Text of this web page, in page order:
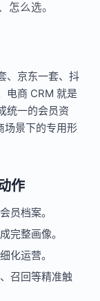
怎么选。
、京东一套、抖
电商 CRM 就是
统一的会员资
场景下的专用形
作
员档案。
完整画像。
化运营。
召回等精准触